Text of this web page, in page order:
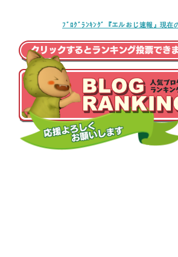
ﾌﾞﾛｸﾞﾗﾝｷﾝｸﾞ『エルおじ速報』現在